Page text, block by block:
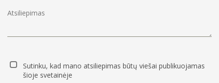
Sutinku, kad mano atsiliepimas būtų viešai publikuojamas
šioje svetainėje